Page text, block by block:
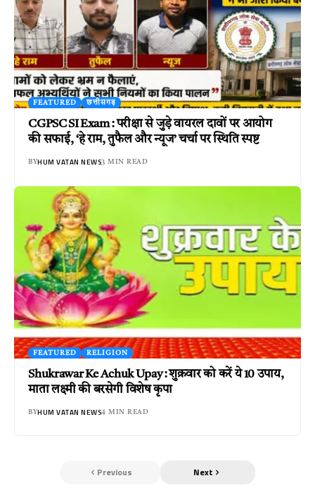
FEATURED छत्तीसगढ़
CGPSC SI Exam : परीक्षा से जुड़े वायरल दावों पर आयोग
की सफाई, ‘हे राम, तुफैल और न्यूज’ चर्चा पर स्थिति स्पष्ट
BYHUM VATAN NEWS3 MIN READ
FEATURED RELIGION
Shukrawar Ke Achuk Upay : शुक्रवार को करें ये 10 उपाय,
माता लक्ष्मी की बरसेगी विशेष कृपा
BYHUM VATAN NEWS4 MIN READ
Previous Next